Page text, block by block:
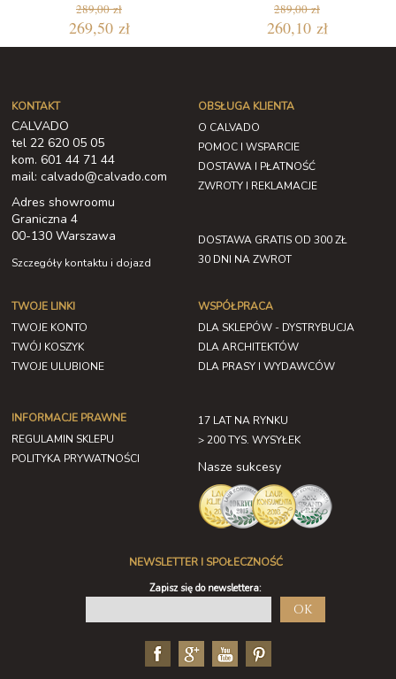
289,00 zł
269,50 zł
289,00 zł
260,10 zł
KONTAKT
CALVADO
tel 22 620 05 05
kom. 601 44 71 44
mail: calvado@calvado.com
Adres showroomu
Graniczna 4
00-130 Warszawa
Szczegóły kontaktu i dojazd
OBSŁUGA KLIENTA
O CALVADO
POMOC I WSPARCIE
DOSTAWA I PŁATNOŚĆ
ZWROTY I REKLAMACJE
DOSTAWA GRATIS OD 300 ZŁ
30 DNI NA ZWROT
TWOJE LINKI
TWOJE KONTO
TWÓJ KOSZYK
TWOJE ULUBIONE
INFORMACJE PRAWNE
REGULAMIN SKLEPU
POLITYKA PRYWATNOŚCI
WSPÓŁPRACA
DLA SKLEPÓW - DYSTRYBUCJA
DLA ARCHITEKTÓW
DLA PRASY I WYDAWCÓW
17 LAT NA RYNKU
> 200 TYS. WYSYŁEK
Nasze sukcesy
NEWSLETTER I SPOŁECZNOŚĆ
Zapisz się do newslettera:
OK